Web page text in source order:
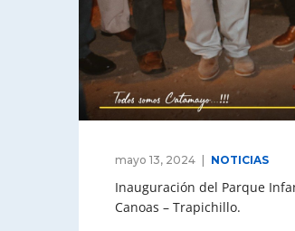
mayo 13, 2024 NOTICIAS
Inauguración del Parque
Canoas – Trapichillo.